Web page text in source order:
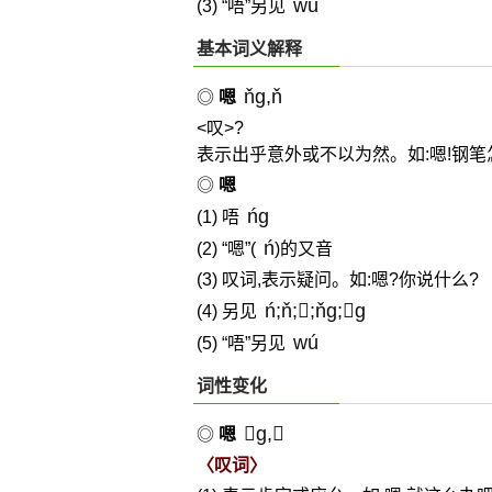
(3) “唔”另见 wú
基本词义解释
◎ 嗯 ňg,ň
<叹>?
表示出乎意外或不以为然。如:嗯!钢笔
◎ 嗯
(1) 唔 ńg
(2) “嗯”( ń)的又音
(3) 叹词,表示疑问。如:嗯?你说什么?
(4) 另见 ń;ň;;ňg;g
(5) “唔”另见 wú
词性变化
◎ 嗯 g,
〈叹词〉